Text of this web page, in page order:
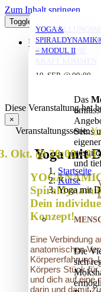
Zum Inhalt springen
Toggle Navigation
ÜBER UNS
Das
Seins
und
Die
sich
Yoga mit
Startseite
Kurse
Yoga mit
Diese Veranstaltung hat
×
Veranstaltungsserie:
Okt. @ 20:00-
Dein
Konzept!
Eine Verbindung
anatomischen
Körpererfahrung.
Körpers Stück
und dich auf eine
darin und damit
YOGA MIT DANIEL
10. AUG. @ 18:00
19:30
YOGA MIT DANIEL
10. AUG. @ 20:00
21:30
YOGA MIT DANIEL
11. AUG. @ 18:00
19:30
LÖSEN – OFFENES
25. AUG. @ 17:00
– MIT DEM VATER
IN DIE EIGENE
KRAFT KOMMEN
17:30
YOGA &
– MODUL II
19. SEP. @ 09:00
20. SEP. @ 16:00